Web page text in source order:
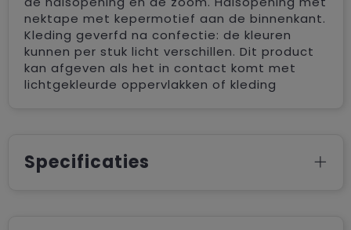
nektape met kepermotief aan de binnenkant.
Kleding geverfd na confectie: de kleuren
kunnen per stuk licht verschillen. Dit product
kan afgeven als het in contact komt met
lichtgekleurde oppervlakken of kleding
Specificaties